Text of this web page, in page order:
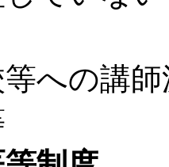
講師派